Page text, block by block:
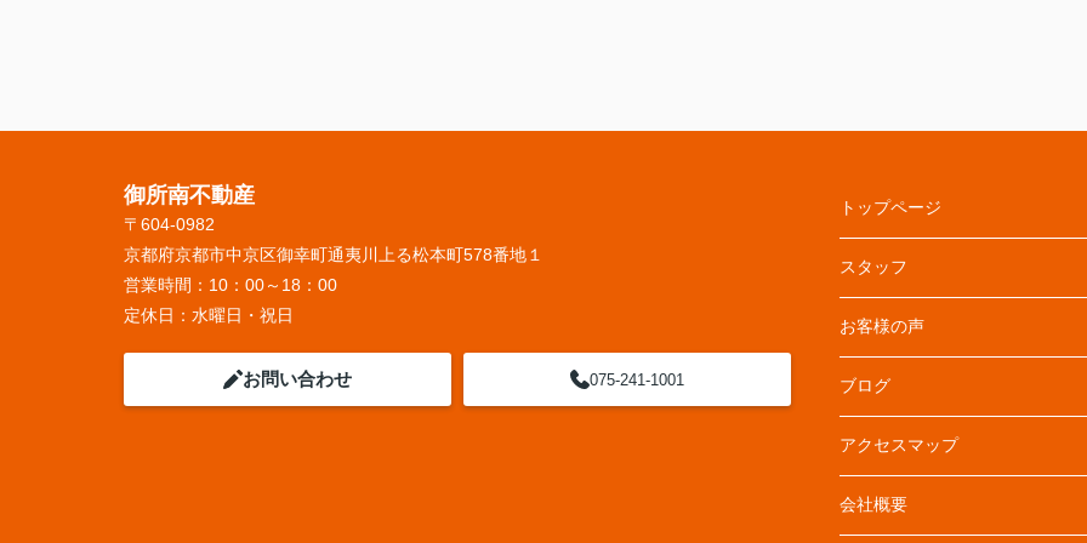
御所南不動産
〒604-0982
京都府京都市中京区御幸町通夷川上る松本町578番地１
営業時間： 10：00～18：00
定休日： 水曜日・祝日
お問い合わせ 075-241-1001
トップページ
スタッフ
お客様の声
ブログ
アクセスマップ
会社概要